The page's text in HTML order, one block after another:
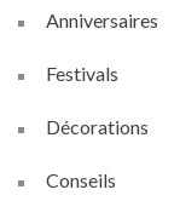
Anniversaires
Festivals
Décorations
Conseils